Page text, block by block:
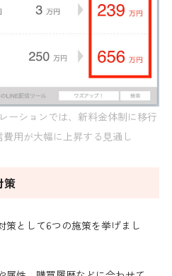
ーションでは、新料金体制に移行
用が大幅に上昇する見通し
策
策として6つの施策を挙げまし